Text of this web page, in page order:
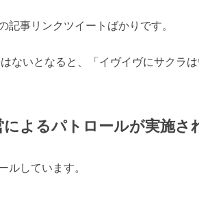
事リンクツイートばかりです。
ないとなると、「イヴイヴにサクラ
よるパトロールが実施さ
ルしています。